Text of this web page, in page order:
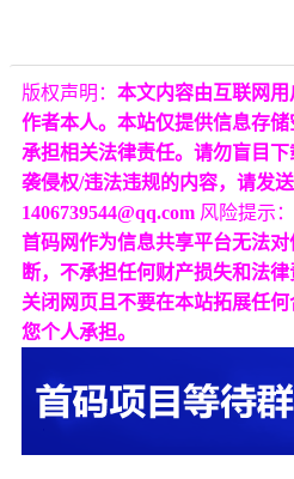
版权声明： 本文内容由互联网
作者本人。本站仅提供信息存
承担相关法律责任。请勿盲目
袭侵权/违法违规的内容，请发送
1406739544@qq.com 风险提示：
首码网作为信息共享平台无法
断，不承担任何财产损失和法
关闭网页且不要在本站拓展任
您个人承担。